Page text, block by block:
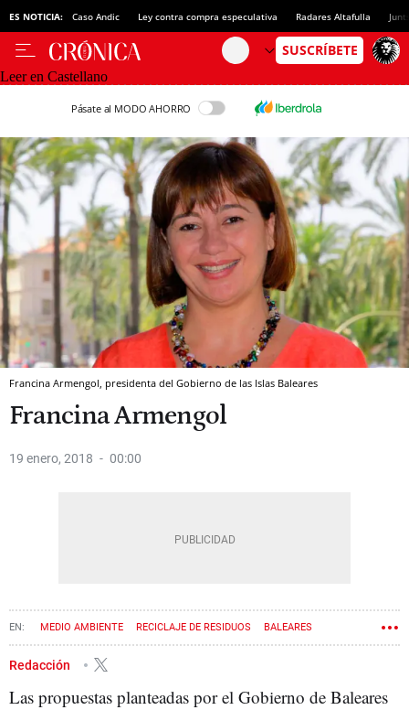
ES NOTICIA: Caso Andic Ley contra compra especulativa Radares Altafulla
Leer en Castellano
Pásate al MODO AHORRO
Francina Armengol, presidenta del Gobierno de las Islas Baleares
Francina Armengol
19 enero, 2018 00:00
MEDIO AMBIENTE RECICLAJE DE RESIDUOS BALEARES
Redacción
Las propuestas planteadas por el Gobierno de Baleares